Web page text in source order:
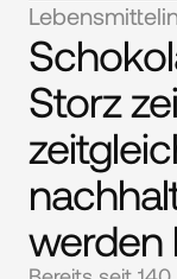
Storz
werden